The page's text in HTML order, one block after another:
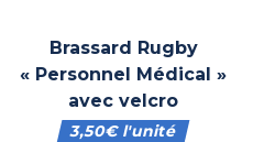
Brassard Rugby
« Personnel Médical »
avec velcro
3,50€l'unité